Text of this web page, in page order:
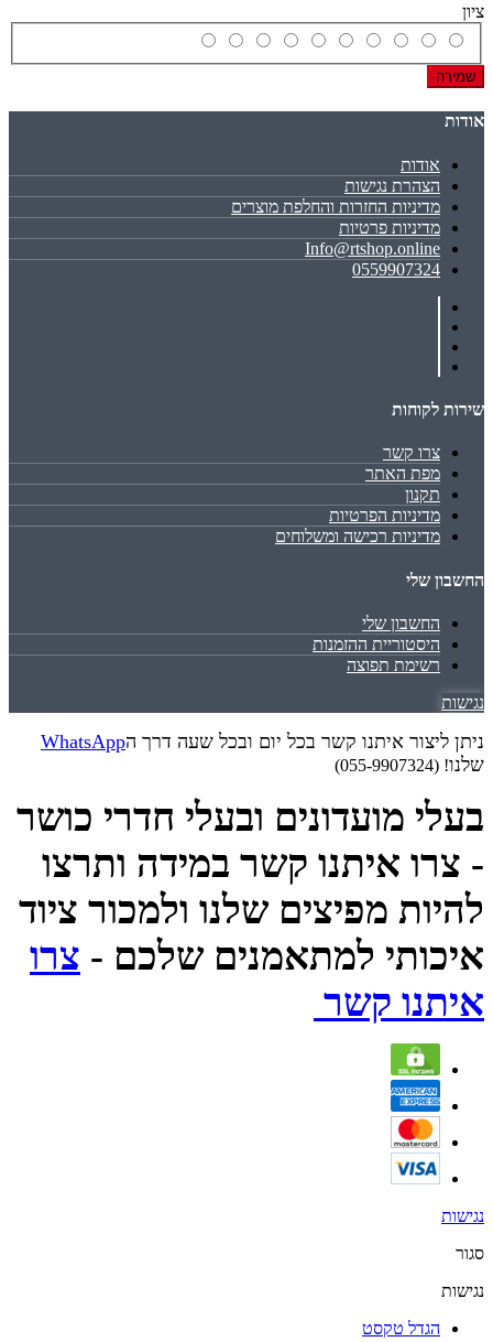
ציון
שמירה
אודות
אודות
הצהרת נגישות
מדיניות החזרות והחלפת מוצרים
מדיניות פרטיות
Info@rtshop.online
0559907324
שירות לקוחות
צרו קשר
מפת האתר
תקנון
מדיניות הפרטיות
מדיניות רכישה ומשלוחים
החשבון שלי
החשבון שלי
היסטוריית ההזמנות
רשימת תפוצה
נגישות
ניתן ליצור איתנו קשר בכל יום ובכל שעה דרך הWhatsApp
שלנו! (055-9907324)
בעלי מועדונים ובעלי חדרי כושר
- צרו איתנו קשר במידה ותרצו
להיות מפיצים שלנו ולמכור ציוד
איכותי למתאמנים שלכם - צרו
איתנו קשר
נגישות
סגור
נגישות
הגדל טקסט